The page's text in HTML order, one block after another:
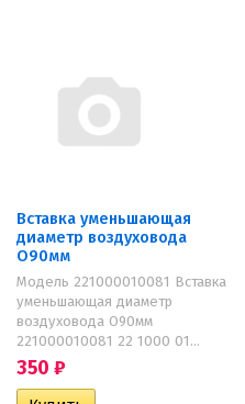
Вставка уменьшающая
диаметр воздуховода
O90мм
Модель 221000010081 Вставка
уменьшающая диаметр
воздуховода O90мм
221000010081 22 1000 01...
350 ₽